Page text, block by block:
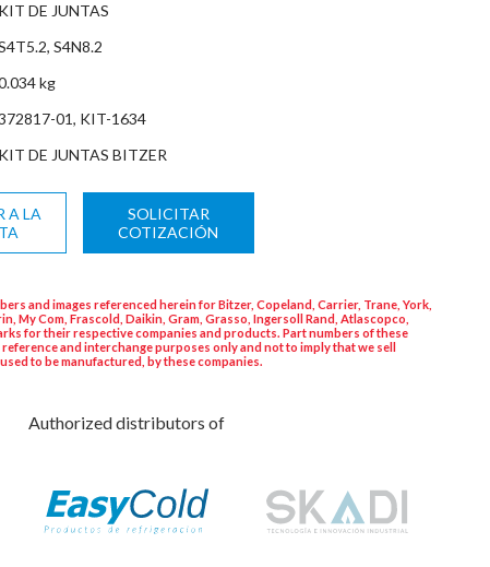
KIT DE JUNTAS
S4N8.2
kg
01, KIT-1634
KIT DE JUNTAS BITZER
A LA
SOLICITAR
COTIZACIÓN
and images referenced herein for Bitzer, Copeland, Carrier, Trane, York,
My Com, Frascold, Daikin, Gram, Grasso, Ingersoll Rand, Atlascopco,
for their respective companies and products. Part numbers of these
and interchange purposes only and not to imply that we sell
to be manufactured, by these companies.
Authorized distributors of